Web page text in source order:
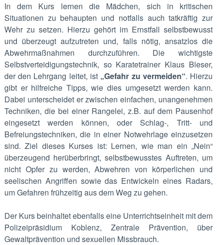
In dem Kurs lernen die Mädchen, sich in kritischen
Situationen zu behaupten und notfalls auch tatkräftig zur
Wehr zu setzen. Hierzu gehört im Ernstfall selbstbewusst
und überzeugt aufzutreten und, falls nötig, ansatzlos die
Abwehrmaßnahmen durchzuführen. Die wichtigste
Selbstverteidigungstechnik, so Karatetrainer Klaus Bleser,
der den Lehrgang leitet, ist „Gefahr zu vermeiden“. Hierzu
gibt er hilfreiche Tipps, wie dies umgesetzt werden kann.
Dabei unterscheidet er zwischen einfachen, unangenehmen
Techniken, die bei einer Rangelei, z.B. auf dem Pausenhof
eingesetzt werden können, oder Schlag-, Tritt- und
Befreiungstechniken, die in einer Notwehrlage einzusetzen
sind. Ziel dieses Kurses ist: Lernen, wie man ein „Nein“
überzeugend herüberbringt, selbstbewusstes Auftreten, um
nicht Opfer zu werden, Abwehren von körperlichen und
seelischen Angriffen sowie das Entwickeln eines Radars,
um Gefahren frühzeitig aus dem Weg zu gehen.
Der Kurs beinhaltet ebenfalls eine Unterrichtseinheit mit dem
Polizeipräsidium Koblenz, Zentrale Prävention, über
Gewaltprävention und sexuellen Missbrauch.